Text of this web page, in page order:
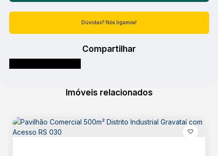
Dúvidas? Nós ligamos!
Compartilhar
Imóveis relacionados